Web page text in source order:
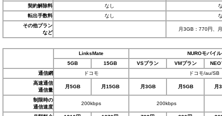
契約解除料
なし
転出手数料
なし
その他プラン
など
月3GB：770円、
LinksMate
NUROモバイル
5GB
15GB VSプラン VMプラン
NEO
通信網
ドコモ
ドコモ/au/SB
高速通信
通信量
月5GB 月15GB 月3GB 月5GB 月
制限時の
通信速度
200kbps 200kbps